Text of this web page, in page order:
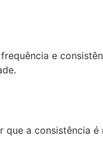
e
a consistência